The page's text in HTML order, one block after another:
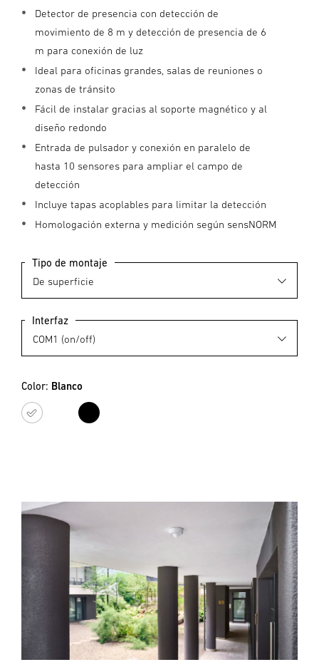
Detector de presencia con detección de
movimiento de 8 m y detección de presencia de 6
m para conexión de luz
Ideal para oficinas grandes, salas de reuniones o
zonas de tránsito
Fácil de instalar gracias al soporte magnético y al
diseño redondo
Entrada de pulsador y conexión en paralelo de
hasta 10 sensores para ampliar el campo de
detección
Incluye tapas acoplables para limitar la detección
Homologación externa y medición según sensNORM
Tipo de montaje
Interfaz
Color: Blanco
BlancoNegro